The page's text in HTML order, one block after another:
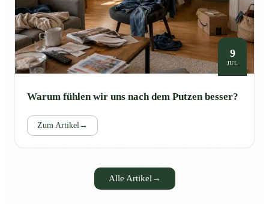
9
JUL
Warum fühlen wir uns nach dem Putzen besser?
Zum Artikel→
Alle Artikel→